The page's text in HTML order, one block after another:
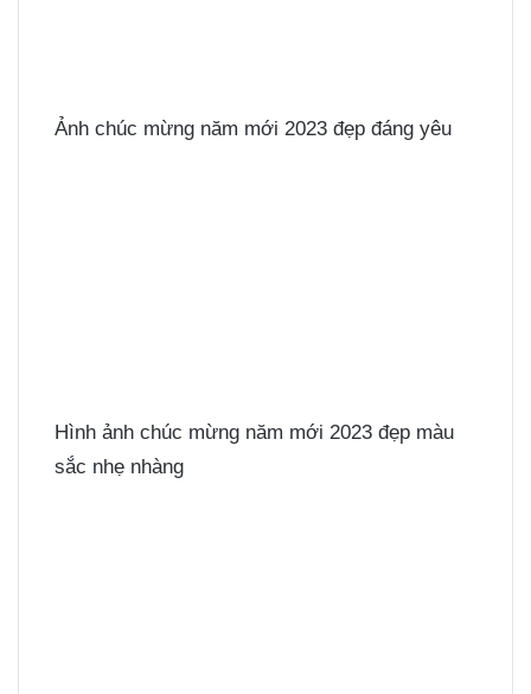
Ảnh chúc mừng năm mới 2023 đẹp đáng yêu
Hình ảnh chúc mừng năm mới 2023 đẹp màu
sắc nhẹ nhàng